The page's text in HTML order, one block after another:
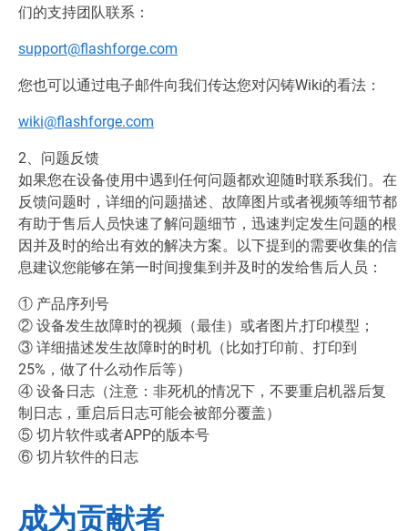
们的支持团队联系：
support@flashforge.com
您也可以通过电子邮件向我们传达您对闪铸Wiki的看法：
wiki@flashforge.com
2、问题反馈
如果您在设备使用中遇到任何问题都欢迎随时联系我们。在
反馈问题时，详细的问题描述、故障图片或者视频等细节都
有助于售后人员快速了解问题细节，迅速判定发生问题的根
因并及时的给出有效的解决方案。以下提到的需要收集的信
息建议您能够在第一时间搜集到并及时的发给售后人员：
① 产品序列号
② 设备发生故障时的视频（最佳）或者图片,打印模型；
③ 详细描述发生故障时的时机（比如打印前、打印到
25%，做了什么动作后等）
④ 设备日志（注意：非死机的情况下，不要重启机器后复
制日志，重启后日志可能会被部分覆盖）
⑤ 切片软件或者APP的版本号
⑥ 切片软件的日志
成为贡献者